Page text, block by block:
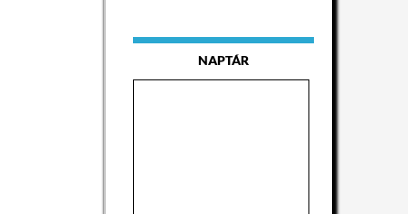
NAPTÁR